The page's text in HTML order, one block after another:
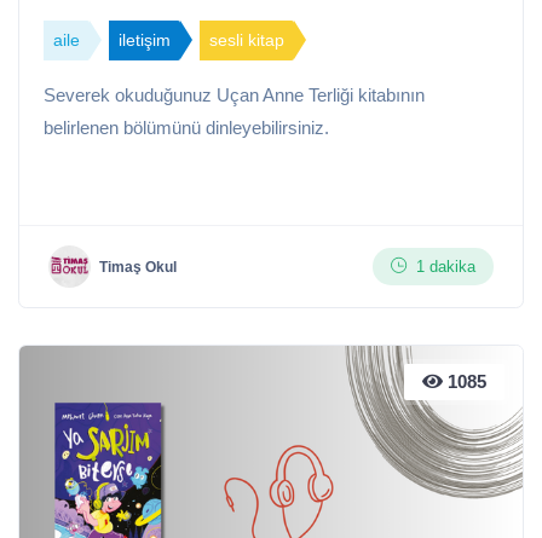
aile iletişim sesli kitap
Severek okuduğunuz Uçan Anne Terliği kitabının
belirlenen bölümünü dinleyebilirsiniz.
Timaş Okul 1 dakika
1085